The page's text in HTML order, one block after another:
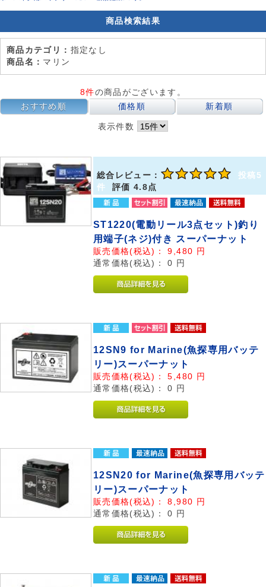
商品検索結果
商品カテゴリ： 指定なし
商品名： マリン
8件の商品がございます。
おすすめ順
価格順 新着順
表示件数
総合レビュー：
投稿5
件
評価 4.8点
ST1220(電動リール3点セット)釣り
用端子(ネジ)付き スーパーナット
販売価格(税込)：9,480 円
通常価格(税込)：0 円
12SN9 for Marine(魚探専用バッテ
リー)スーパーナット
販売価格(税込)：5,480 円
通常価格(税込)：0 円
12SN20 for Marine(魚探専用バッテ
リー)スーパーナット
販売価格(税込)：8,980 円
通常価格(税込)：0 円